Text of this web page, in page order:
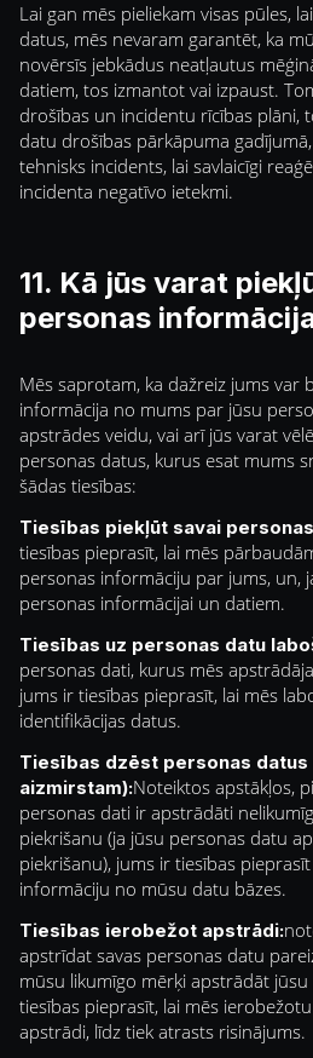
Lai gan mēs pieliekam visas pūles,
datus, mēs nevaram garantēt, ka
novērsīs jebkādus neatļautus
datiem, tos izmantot vai izpaust.
drošības un incidentu rīcības plāni,
datu drošības pārkāpuma
tehnisks incidents, lai savlaicīgi
incidenta negatīvo ietekmi.
11. Kā jūs varat
personas
Mēs saprotam, ka dažreiz jums var
informācija no mums par jūsu
apstrādes veidu, vai arī jūs varat
personas datus, kurus esat mums
šādas tiesības:
Tiesības piekļūt savai
tiesības pieprasīt, lai mēs
personas informāciju par jums, un,
personas informācijai un datiem.
Tiesības uz personas datu
personas dati, kurus mēs
jums ir tiesības pieprasīt, lai mēs
identifikācijas datus.
Tiesības dzēst personas
aizmirstam):Noteiktos apstākļos,
personas dati ir apstrādāti
piekrišanu (ja jūsu personas datu
piekrišanu), jums ir tiesības
informāciju no mūsu datu bāzes.
Tiesības ierobežot apstrādi:
apstrīdat savas personas datu
mūsu likumīgo mērķi apstrādāt
tiesības pieprasīt, lai mēs
apstrādi, līdz tiek atrasts risinājums.